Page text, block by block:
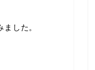
した。